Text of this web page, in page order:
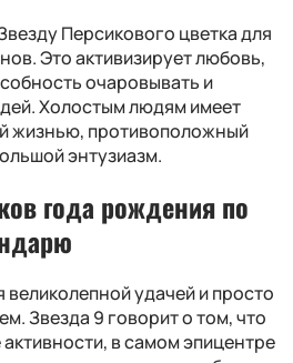
Персикового цветка для
Это активизирует любовь,
очаровывать и
Холостым людям имеет
жизнью, противоположный
энтузиазм.
года рождения по
удачей и просто
Звезда 9 говорит о том, что
в самом эпицентре